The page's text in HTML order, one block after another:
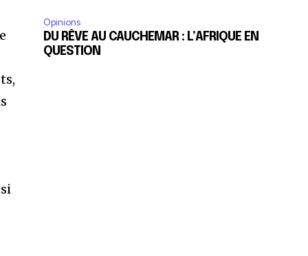
Opinions
DU RÊVE AU CAUCHEMAR : L’AFRIQUE EN
QUESTION